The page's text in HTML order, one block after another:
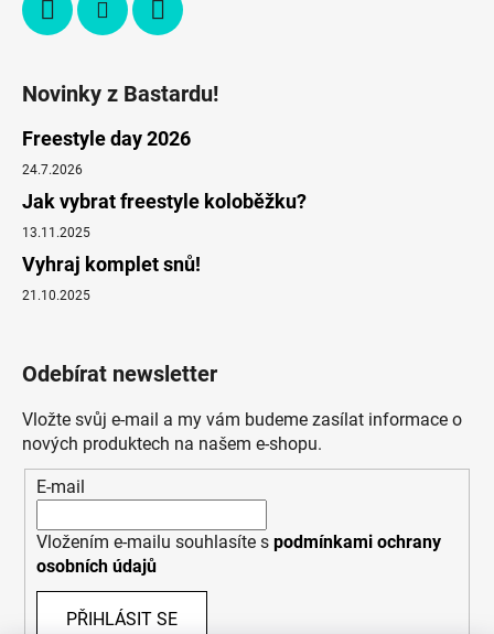
Novinky z Bastardu!
Freestyle day 2026
24.7.2026
Jak vybrat freestyle koloběžku?
13.11.2025
Vyhraj komplet snů!
21.10.2025
Odebírat newsletter
Vložte svůj e-mail a my vám budeme zasílat informace o
nových produktech na našem e-shopu.
E-mail
Vložením e-mailu souhlasíte s podmínkami ochrany
osobních údajů
PŘIHLÁSIT SE